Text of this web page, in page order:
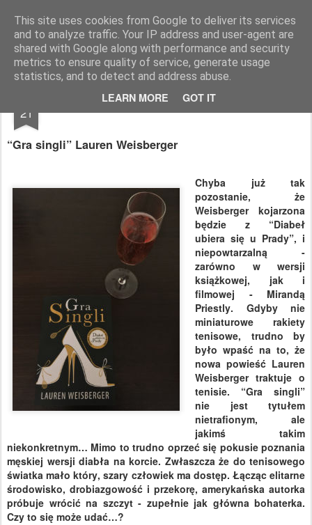
This site uses cookies from Google to deliver its services
and to analyze traffic. Your IP address and user-agent are
shared with Google along with performance and security
metrics to ensure quality of service, generate usage
statistics, and to detect and address abuse.
LEARN MORE GOT IT
paratexterka o książkach i (mo)ich historiach
Pages
21 Debel z demonem…?
“Gra singli” Lauren Weisberger
Chyba już tak
pozostanie, że
Weisberger kojarzona
będzie z “Diabeł
ubiera się u Prady”, i
niepowtarzalną -
zarówno w wersji
książkowej, jak i
filmowej - Mirandą
Priestly. Gdyby nie
miniaturowe rakiety
tenisowe, trudno by
było wpaść na to, że
nowa powieść Lauren
Weisberger traktuje o
tenisie. “Gra singli”
nie jest tytułem
nietrafionym, ale
jakimś takim
niekonkretnym… Mimo to trudno oprzeć się pokusie poznania
męskiej wersji diabła na korcie. Zwłaszcza że do tenisowego
światka mało który, szary człowiek ma dostęp. Łącząc elitarne
środowisko, drobiazgowość i przekorę, amerykańska autorka
próbuje wrócić na szczyt - zupełnie jak główna bohaterka.
Czy to się może udać…?